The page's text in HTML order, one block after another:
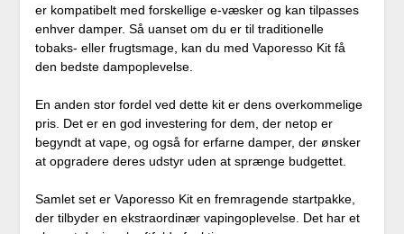
er kompatibelt med forskellige e-væsker og kan tilpasses
enhver damper. Så uanset om du er til traditionelle
tobaks- eller frugtsmage, kan du med Vaporesso Kit få
den bedste dampoplevelse.
En anden stor fordel ved dette kit er dens overkommelige
pris. Det er en god investering for dem, der netop er
begyndt at vape, og også for erfarne damper, der ønsker
at opgradere deres udstyr uden at sprænge budgettet.
Samlet set er Vaporesso Kit en fremragende startpakke,
der tilbyder en ekstraordinær vapingoplevelse. Det har et